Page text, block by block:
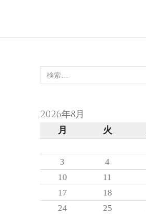
2026年8月
月
火
3
4
10
11
17
18
24
25